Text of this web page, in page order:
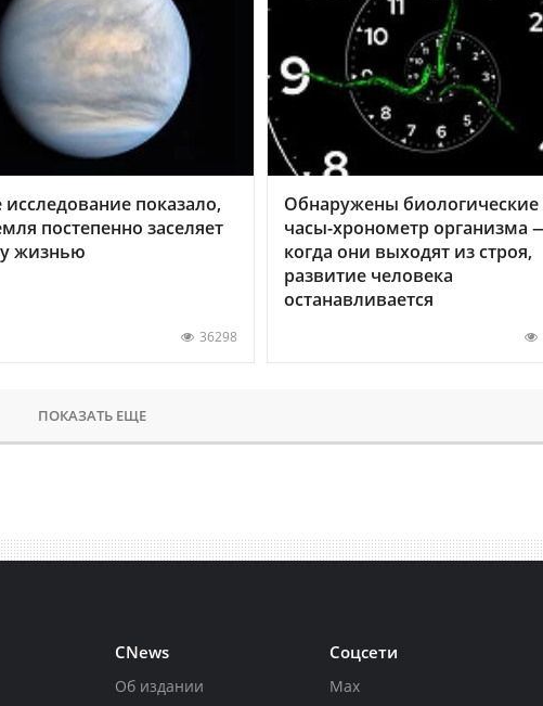
показало,
постепенно заселяет
жизнью
36298
Обнаружены биологические
часы-хронометр организма
когда они выходят из строя,
развитие человека
останавливается
ПОКАЗАТЬ ЕЩЕ
CNews
Об издании
Соцсети
Max